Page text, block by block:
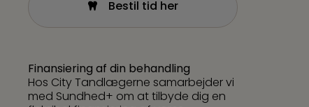
Bestil tid her
Finansiering af din behandling
Hos City Tandlægerne samarbejder vi
med Sundhed+ om at tilbyde dig en